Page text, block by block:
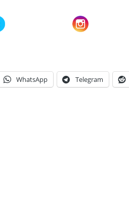
WhatsApp Telegram